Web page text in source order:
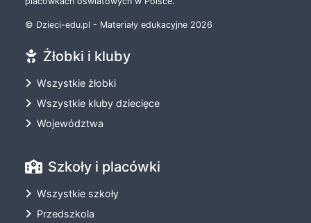
© Dzieci-edu.pl - Materiały edukacyjne 2026
Żłobki i kluby
Wszystkie żłobki
Wszystkie kluby dziecięce
Województwa
Szkoły i placówki
Wszystkie szkoły
Przedszkola